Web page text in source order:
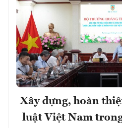
Xây dựng, hoàn
luật Việt Nam